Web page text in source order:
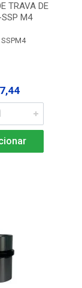
TRAVA DE
M4